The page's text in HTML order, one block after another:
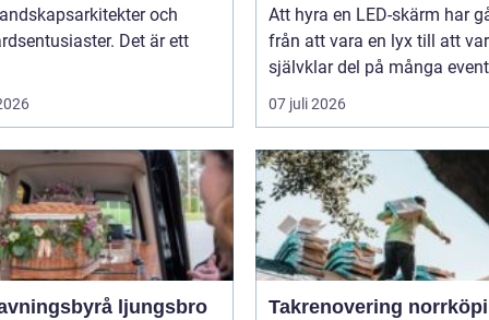
och
Det är ett
Att hyra en LED-skärm har
från att vara en lyx till att
självklar del på många
07 juli 2026
ljungsbro
Takrenovering